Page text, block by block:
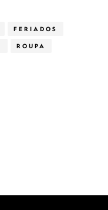
FERIADOS
ROUPA